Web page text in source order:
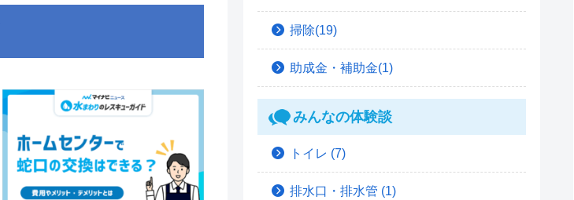
掃除(19)
助成金・補助金(1)
みんなの体験談
トイレ (7)
排水口・排水管 (1)